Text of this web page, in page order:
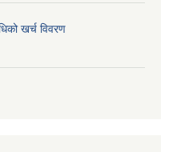
खर्च विवरण